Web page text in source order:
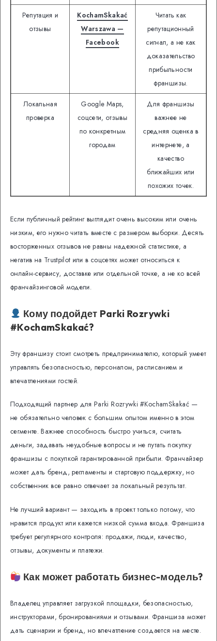
Репутация и
отзывы
KochamSkakać
Warszawa —
Facebook
Читать как
репутационный
сигнал, а не как
доказательство
прибыльности
франшизы.
Локальная
проверка
Google Maps,
соцсети, отзывы
по конкретным
городам
Для франшизы
важнее не
средняя оценка в
интернете, а
качество
ближайших или
похожих точек.
Если публичный рейтинг выглядит очень высоким или очень
низким, его нужно читать вместе с размером выборки. Десять
восторженных отзывов не равны надежной статистике, а
негатив на Trustpilot или в соцсетях может относиться к
онлайн-сервису, доставке или отдельной точке, а не ко всей
франчайзинговой модели.
Кому подойдет Parki Rozrywki
#KochamSkakać?
Эту франшизу стоит смотреть предпринимателю, который умеет
управлять безопасностью, персоналом, расписанием и
впечатлениями гостей.
Подходящий партнер для Parki Rozrywki #KochamSkakać —
не обязательно человек с большим опытом именно в этом
сегменте. Важнее способность быстро учиться, считать
деньги, задавать неудобные вопросы и не путать покупку
франшизы с покупкой гарантированной прибыли. Франчайзер
может дать бренд, регламенты и стартовую поддержку, но
собственник все равно отвечает за локальный результат.
Не лучший вариант — заходить в проект только потому, что
нравится продукт или кажется низкой сумма входа. Франшиза
требует регулярного контроля: продажи, люди, качество,
отзывы, документы и платежи.
Как может работать бизнес-модель?
Владелец управляет загрузкой площадки, безопасностью,
инструкторами, бронированиями и отзывами. Франшиза может
дать сценарии и бренд, но впечатление создается на месте.